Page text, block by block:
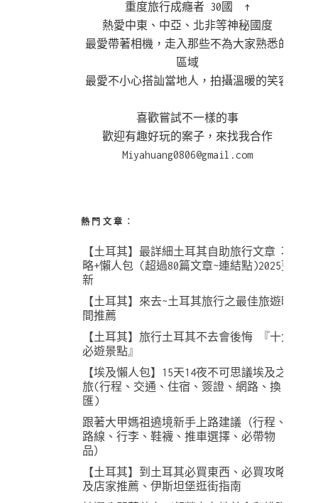
重度旅行成癮者 30國 ↑
熱愛中東、中亞、北非等神秘國度
最愛帶著相機，走入那些不為大家熟悉的
區域
最愛不小心搭訕當地人，拍攝溫暖的笑容
喜歡嘗試不一樣的事
歡迎有趣好玩的案子，來找我合作
Miyahuang0806@gmail.com
熱門文章︰
【土耳其】最詳細土耳其自助旅行文章 攻
略+懶人包 (超過80篇文章~連結點)2025更
新
【土耳其】來去~土耳其旅行之最佳旅遊時
間推薦
【土耳其】旅行土耳其不去會後悔 『十大
必遊景點』
【埃及懶人包】15天14夜不可思議埃及之
旅(行程、交通、住宿、簽證、網路、換
匯)
跟著大甲媽祖遶境新手上路建議（行程、
路線、行李、鞋襪、推車選擇、必帶物
品）
【土耳其】到土耳其必買東西、必買攻略
及店家推薦、伊斯坦堡逛街指南